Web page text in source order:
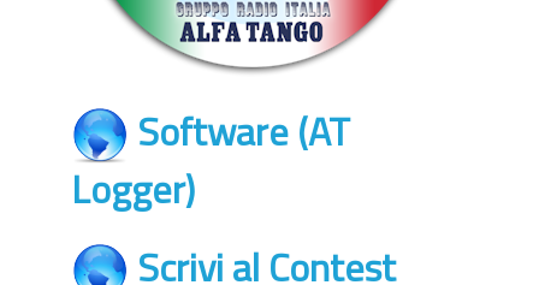
Software (AT
Logger)
Scrivi al Contest